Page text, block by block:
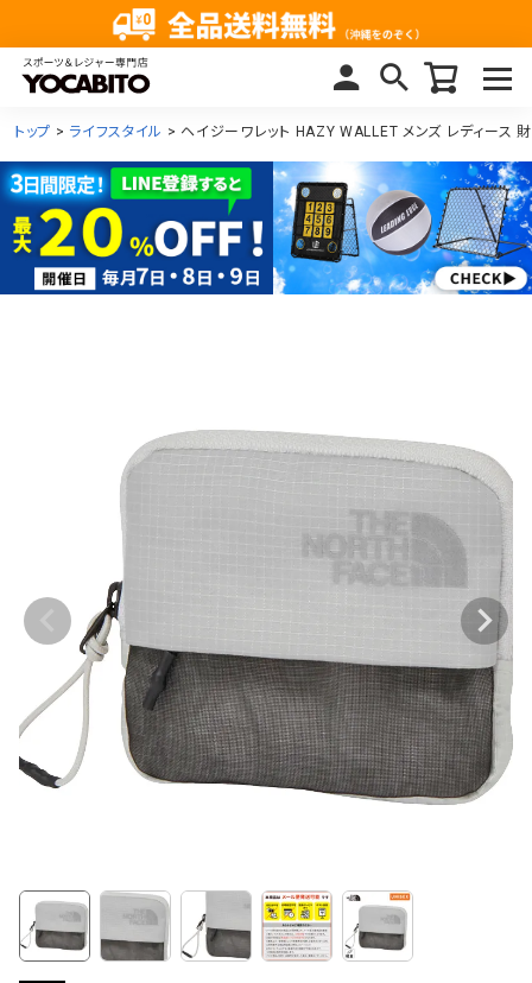
トップ ライフスタイル ヘイジーワレット HAZY WALLET メンズ レディース